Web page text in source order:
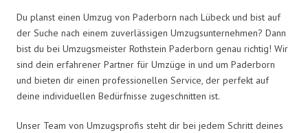
Du planst einen Umzug von Paderborn nach Lübeck und bist auf
der Suche nach einem zuverlässigen Umzugsunternehmen? Dann
bist du bei Umzugsmeister Rothstein Paderborn genau richtig! Wir
sind dein erfahrener Partner für Umzüge in und um Paderborn
und bieten dir einen professionellen Service, der perfekt auf
deine individuellen Bedürfnisse zugeschnitten ist.
Unser Team von Umzugsprofis steht dir bei jedem Schritt deines